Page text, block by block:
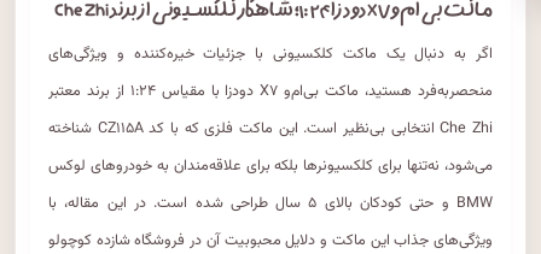
ماکت بی‌ام‌و X۷ دودزا ۱:۲۴؛ شاهکار کلکسیونی از برند Che Zhi
اگر به دنبال یک ماکت کلکسیونی با جزئیات خیره‌کننده و ویژگی‌های
منحصربه‌فرد هستید، ماکت بی‌ام‌و X۷ دودزا با مقیاس ۱:۲۴ از برند معتبر
Che Zhi انتخابی بی‌نظیر است. این ماکت فلزی که با کد CZ۱۱۵A شناخته
می‌شود، نه‌تنها برای کلکسیونرها بلکه برای علاقه‌مندان به خودروهای لوکس
BMW و حتی کودکان بالای ۵ سال طراحی شده است. در این مقاله، با
ویژگی‌های جذاب این ماکت و دلایل محبوبیت آن در فروشگاه شازده کوچولو